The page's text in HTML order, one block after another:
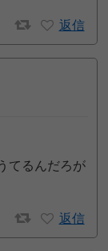
返信
てるんだろが
返信